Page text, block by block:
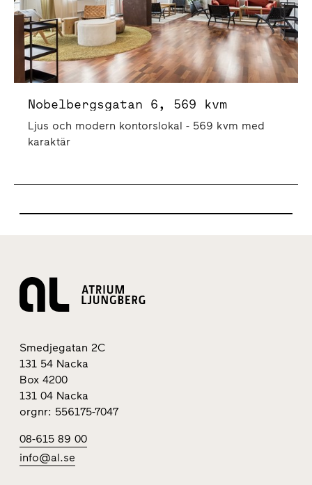
Nobelbergsgatan 6, 569 kvm
Ljus och modern kontorslokal - 569 kvm med
karaktär
Smedjegatan 2C
131 54 Nacka
Box 4200
131 04 Nacka
orgnr: 556175-7047
08-615 89 00
info@al.se